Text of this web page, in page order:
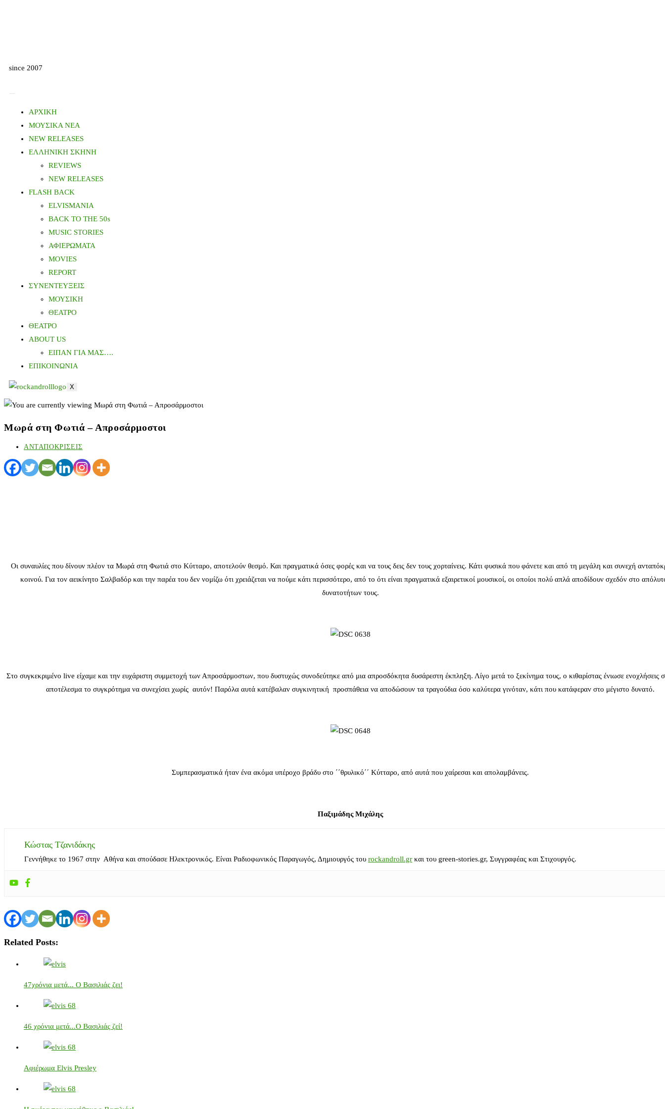
since 2007
ΑΡΧΙΚΗ
ΜΟΥΣΙΚΑ ΝΕΑ
NEW RELEASES
ΕΛΛΗΝΙΚΗ ΣΚΗΝΗ
REVIEWS
NEW RELEASES
FLASH BACK
ELVISMANIA
BACK TO THE 50s
MUSIC STORIES
ΑΦΙΕΡΩΜΑΤΑ
MOVIES
REPORT
ΣΥΝΕΝΤΕΥΞΕΙΣ
ΜΟΥΣΙΚΗ
ΘΕΑΤΡΟ
ΘΕΑΤΡΟ
ABOUT US
ΕΙΠΑΝ ΓΙΑ ΜΑΣ….
ΕΠΙΚΟΙΝΩΝΙΑ
X
Μωρά στη Φωτιά – Απροσάρμοστοι
ΑΝΤΑΠΟΚΡΙΣΕΙΣ
Οι συναυλίες που δίνουν πλέον τα Μωρά στη Φωτιά στο Κύτταρο, αποτελούν θεσμό. Και πραγματικά όσες φορές και να τους δεις δεν τους χορταίνεις. Κάτι φυσικά που φάνετε και από τη μεγάλη και συνεχή
κοινού. Για τον αεικίνητο Σαλβαδόρ και την παρέα του δεν νομίζω ότι χρειάζεται να πούμε κάτι περισσότερο, από το ότι είναι πραγματικά εξαιρετικοί μουσικοί, οι οποίοι πολύ απλά αποδίδουν σχεδόν στο
δυνατοτήτων τους.
Στο συγκεκριμένο live είχαμε και την ευχάριστη συμμετοχή των Απροσάρμοστων, που δυστυχώς συνοδεύτηκε από μια απροσδόκητα δυσάρεστη έκπληξη. Λίγο μετά το ξεκίνημα τους, ο κιθαρίστας ένιωσε ενοχλήσεις
αποτέλεσμα το συγκρότημα να συνεχίσει χωρίς αυτόν! Παρόλα αυτά κατέβαλαν συγκινητική προσπάθεια να αποδώσουν τα τραγούδια όσο καλύτερα γινόταν, κάτι που κατάφεραν στο μέγιστο δυνατό.
Συμπερασματικά ήταν ένα ακόμα υπέροχο βράδυ στο ΄΄θρυλικό΄΄ Κύτταρο, από αυτά που χαίρεσαι και απολαμβάνεις.
Παξιμάδης Μιχάλης
Κώστας Τζανιδάκης
Γεννήθηκε το 1967 στην Αθήνα και σπούδασε Ηλεκτρονικός. Είναι Ραδιοφωνικός Παραγωγός, Δημιουργός του rockandroll.gr και του green-stories.gr, Συγγραφέας και Στιχουργός.
Related Posts:
47χρόνια μετά... Ο Βασιλιάς ζει!
46 χρόνια μετά...Ο Βασιλιάς ζεί!
Αφιέρωμα Elvis Presley